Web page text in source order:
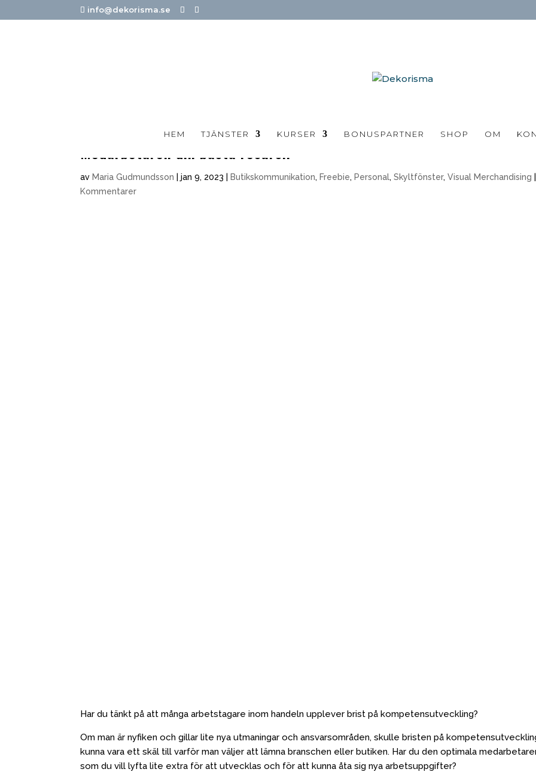
info@dekorisma.se
HEM TJÄNSTER KURSER BONUSPARTNER SHOP OM
Medarbetaren din bästa resurs!!
av Maria Gudmundsson |jan 9, 2023 Butikskommunikation, Freebie, Personal,Skyltfönster,Visual Merchandising
Kommentarer
Har du tänkt på att många arbetstagare inom handeln upplever brist på kompetensutveckling?
Om man är nyfiken och gillar lite nya utmaningar och ansvarsområden, skulle bristen på
kunna vara ett skäl till varför man väljer att lämna branschen eller butiken. Har du den optimala
som du vill lyfta lite extra för att utvecklas och för att kunna åta sig nya arbetsuppgifter?